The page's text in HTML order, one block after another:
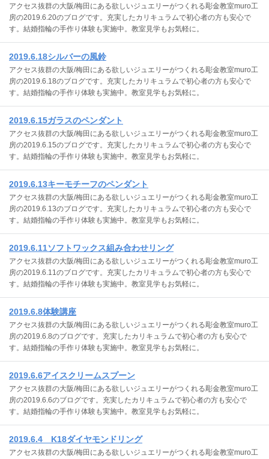
アクセス抜群の大阪/梅田にある欲しいジュエリーがつくれる彫金教室muro工
房の2019.6.20のブログです。充実したカリキュラムで初心者の方も安心で
す。結婚指輪の手作り体験も実施中。教室見学もお気軽に。
2019.6.18シルバーの風鈴
アクセス抜群の大阪/梅田にある欲しいジュエリーがつくれる彫金教室muro工
房の2019.6.18のブログです。充実したカリキュラムで初心者の方も安心で
す。結婚指輪の手作り体験も実施中。教室見学もお気軽に。
2019.6.15ガラスのペンダント
アクセス抜群の大阪/梅田にある欲しいジュエリーがつくれる彫金教室muro工
房の2019.6.15のブログです。充実したカリキュラムで初心者の方も安心で
す。結婚指輪の手作り体験も実施中。教室見学もお気軽に。
2019.6.13キーモチーフのペンダント
アクセス抜群の大阪/梅田にある欲しいジュエリーがつくれる彫金教室muro工
房の2019.6.13のブログです。充実したカリキュラムで初心者の方も安心で
す。結婚指輪の手作り体験も実施中。教室見学もお気軽に。
2019.6.11ソフトワックス組み合わせリング
アクセス抜群の大阪/梅田にある欲しいジュエリーがつくれる彫金教室muro工
房の2019.6.11のブログです。充実したカリキュラムで初心者の方も安心で
す。結婚指輪の手作り体験も実施中。教室見学もお気軽に。
2019.6.8体験講座
アクセス抜群の大阪/梅田にある欲しいジュエリーがつくれる彫金教室muro工
房の2019.6.8のブログです。充実したカリキュラムで初心者の方も安心で
す。結婚指輪の手作り体験も実施中。教室見学もお気軽に。
2019.6.6アイスクリームスプーン
アクセス抜群の大阪/梅田にある欲しいジュエリーがつくれる彫金教室muro工
房の2019.6.6のブログです。充実したカリキュラムで初心者の方も安心で
す。結婚指輪の手作り体験も実施中。教室見学もお気軽に。
2019.6.4 K18ダイヤモンドリング
アクセス抜群の大阪/梅田にある欲しいジュエリーがつくれる彫金教室muro工